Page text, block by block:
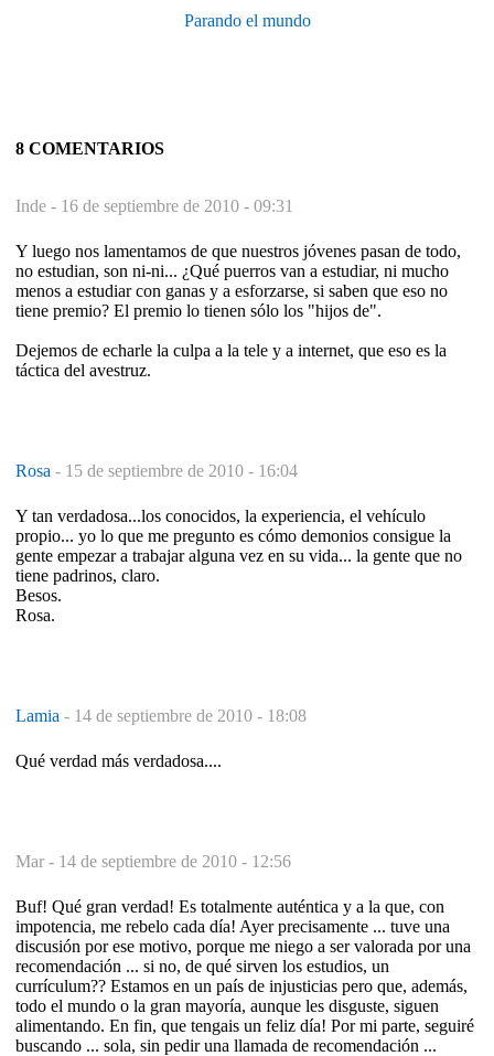
Parando el mundo
8 COMENTARIOS
Inde - 16 de septiembre de 2010 - 09:31
Y luego nos lamentamos de que nuestros jóvenes pasan de todo,
no estudian, son ni-ni... ¿Qué puerros van a estudiar, ni mucho
menos a estudiar con ganas y a esforzarse, si saben que eso no
tiene premio? El premio lo tienen sólo los "hijos de".
Dejemos de echarle la culpa a la tele y a internet, que eso es la
táctica del avestruz.
Rosa - 15 de septiembre de 2010 - 16:04
Y tan verdadosa...los conocidos, la experiencia, el vehículo
propio... yo lo que me pregunto es cómo demonios consigue la
gente empezar a trabajar alguna vez en su vida... la gente que no
tiene padrinos, claro.
Besos.
Rosa.
Lamia - 14 de septiembre de 2010 - 18:08
Qué verdad más verdadosa....
Mar - 14 de septiembre de 2010 - 12:56
Buf! Qué gran verdad! Es totalmente auténtica y a la que, con
impotencia, me rebelo cada día! Ayer precisamente ... tuve una
discusión por ese motivo, porque me niego a ser valorada por una
recomendación ... si no, de qué sirven los estudios, un
currículum?? Estamos en un país de injusticias pero que, además,
todo el mundo o la gran mayoría, aunque les disguste, siguen
alimentando. En fin, que tengais un feliz día! Por mi parte, seguiré
buscando ... sola, sin pedir una llamada de recomendación ...